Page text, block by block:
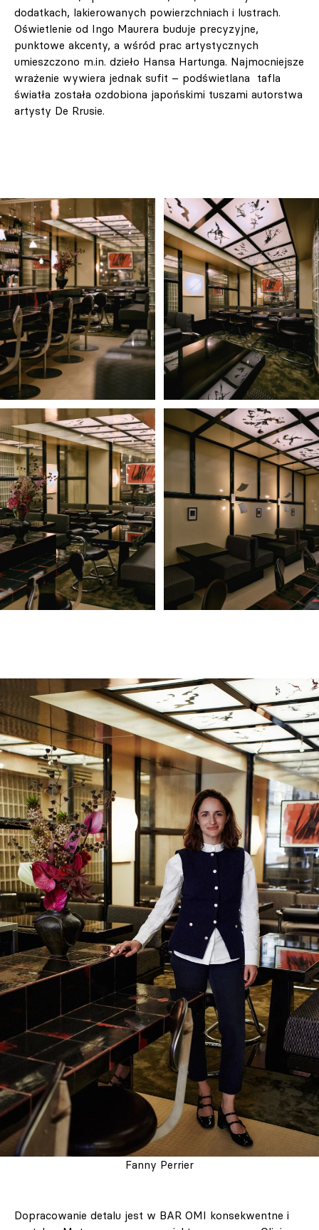
dodatkach, lakierowanych powierzchniach i lustrach.
Oświetlenie od Ingo Maurera buduje precyzyjne,
punktowe akcenty, a wśród prac artystycznych
umieszczono m.in. dzieło Hansa Hartunga. Najmocniejsze
wrażenie wywiera jednak sufit – podświetlana tafla
światła została ozdobiona japońskimi tuszami autorstwa
artysty De Rrusie.
Fanny Perrier
Dopracowanie detalu jest w BAR OMI konsekwentne i